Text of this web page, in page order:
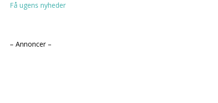
Få ugens nyheder
– Annoncer –